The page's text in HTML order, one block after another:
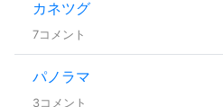
カネツグ
7コメント
パノラマ
3コメント